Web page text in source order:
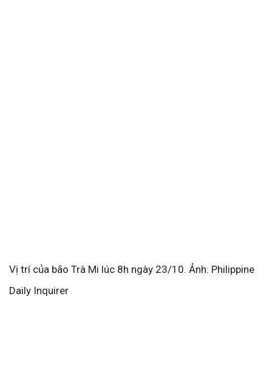
Vị trí của bão Trà Mi lúc 8h ngày 23/10. Ảnh: Philippine
Daily Inquirer